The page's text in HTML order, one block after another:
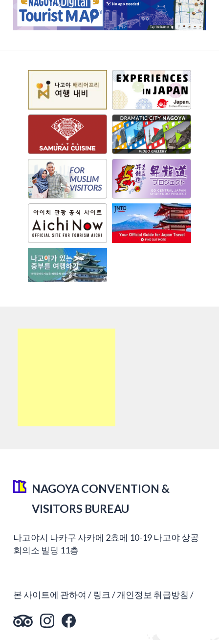
NAGOYA CONVENTION &
VISITORS BUREAU
나고야시 나카구 사카에 2쵸메 10-19 나고야 상공
회의소 빌딩 11층
본 사이트에 관하여 링크 개인정보 취급방침